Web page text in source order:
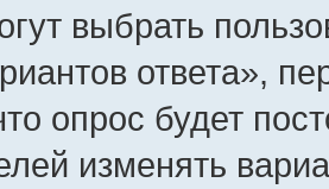
выбрать
ответа»,
опрос будет
изменять